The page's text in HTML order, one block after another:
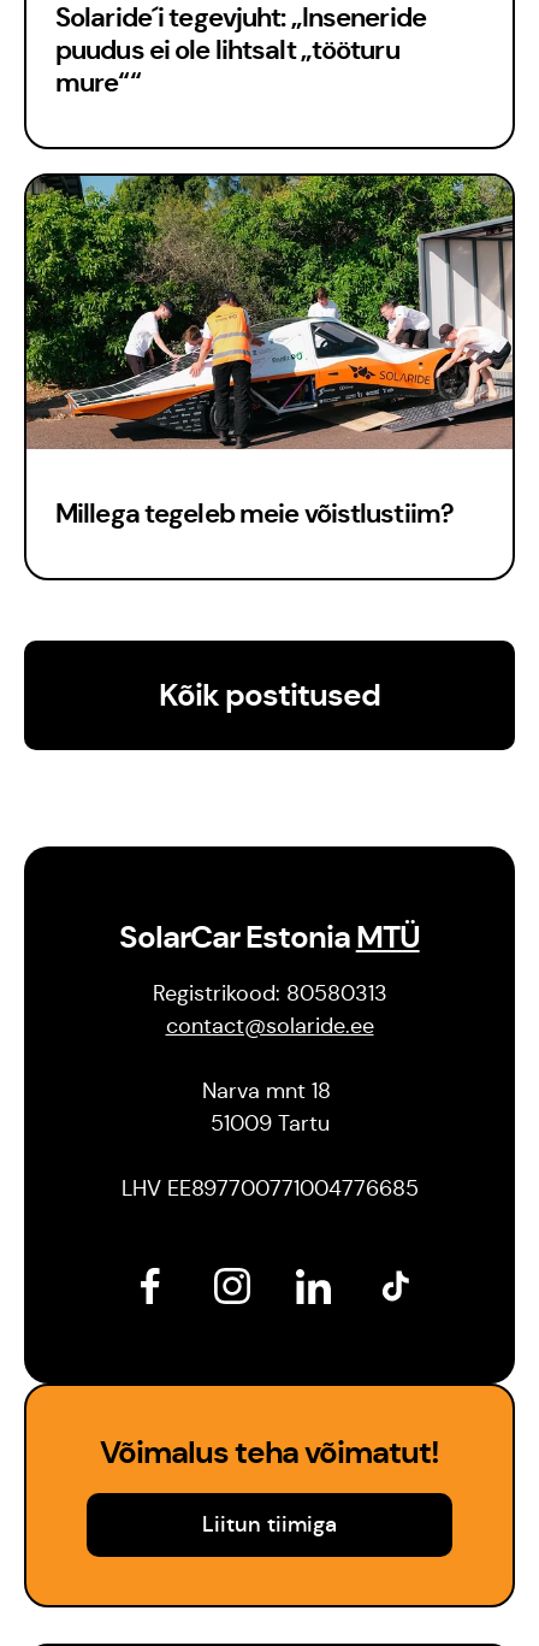
Eng
Solaride´i tegevjuht: „Inseneride
puudus ei ole lihtsalt „tööturu
mure““
Millega tegeleb meie võistlustiim?
Kõik postitused
SolarCar EstoniaMTÜ
Registrikood: 80580313
contact@solaride.ee
Narva mnt 18
51009 Tartu
LHV EE897700771004776685
Võimalus teha võimatut!
Liitun tiimiga